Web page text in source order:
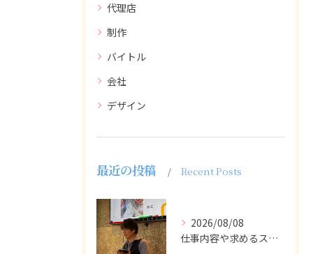
代理店
制作
バイトル
会社
デザイン
最近の投稿 Recent Posts
2026/08/08
仕事内容や求めるスキルを明確にし、ターゲット層に響くメッセー...